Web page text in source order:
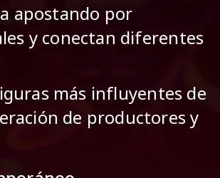
apostando por
y conectan diferentes
más influyentes de
de productores y